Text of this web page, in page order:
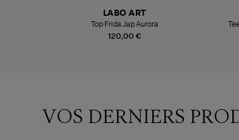
120,00 €
LABO ART
Top Frida Jap Aurora
VOS DERNIERS